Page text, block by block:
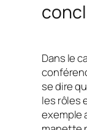
Dans le
se dire
les rôles
exemple